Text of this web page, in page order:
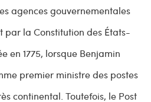
agences gouvernementales
par la Constitution des États-
en 1775, lorsque Benjamin
premier ministre des postes
continental. Toutefois, le Post